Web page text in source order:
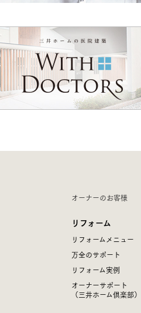
オーナーのお客様
リフォーム
リフォームメニュー
万全のサポート
リフォーム実例
オーナーサポート
（三井ホーム倶楽部）